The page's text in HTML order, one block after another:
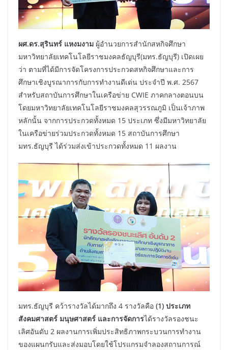
ผศ.ดร.สุรินทร์ แหงมงาม ผู้อำนวยการสำนักสหกิจศึกษา
มหาวิทยาลัยเทคโนโลยีราชมงคลธัญบุรี(มทร.ธัญบุรี) เปิดเผย
ว่า ตามที่ได้มีการจัดโครงการประกวดสหกิจศึกษาและการ
ศึกษาเชิงบูรณาการกับการทำงานดีเด่น ประจำปี พ.ศ. 2567
สำหรับสถาบันการศึกษาในเครือข่าย CWIE ภาคกลางตอนบน
โดยมหาวิทยาลัยเทคโนโลยีราชมงคลสุวรรณภูมิ เป็นเจ้าภาพ
หลักนั้น จากการประกวดทั้งหมด 15 ประเภท ซึ่งมีมหาวิทยาลัย
ในเครือข่ายร่วมประกวดทั้งหมด 15 สถาบันการศึกษา
มทร.ธัญบุรี ได้ร่วมส่งเข้าประกวดทั้งหมด 11 ผลงาน
มทร.ธัญบุรี คว้ารางวัลได้มากถึง 4 รางวัลคือ (1) ประเภท
สังคมศาสตร์ มนุษศาสตร์ และการจัดการได้รางวัลรองชนะ
เลิศอันดับ 2 ผลงานการเพิ่มประสิทธิภาพกระบวนการทำงาน
ของแผนกรับและส่งมอบโดยใช้โปรแกรมจำลองสถานการณ์